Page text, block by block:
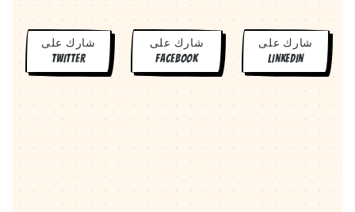
شارك على
TWITTER
شارك على
FACEBOOK
شارك على
LINKEDIN